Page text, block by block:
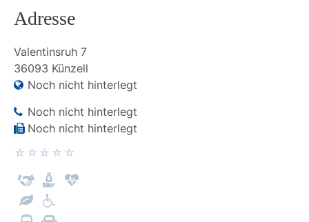
Adresse
Valentinsruh 7
36093 Künzell
Noch nicht hinterlegt
Noch nicht hinterlegt
Noch nicht hinterlegt